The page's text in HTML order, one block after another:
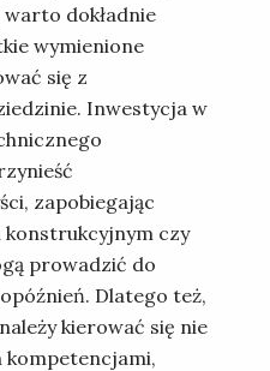
dokładnie
wymienione
się z
Inwestycja w
zapobiegając
czy
prowadzić do
Dlatego też,
kierować się nie
kompetencjami,